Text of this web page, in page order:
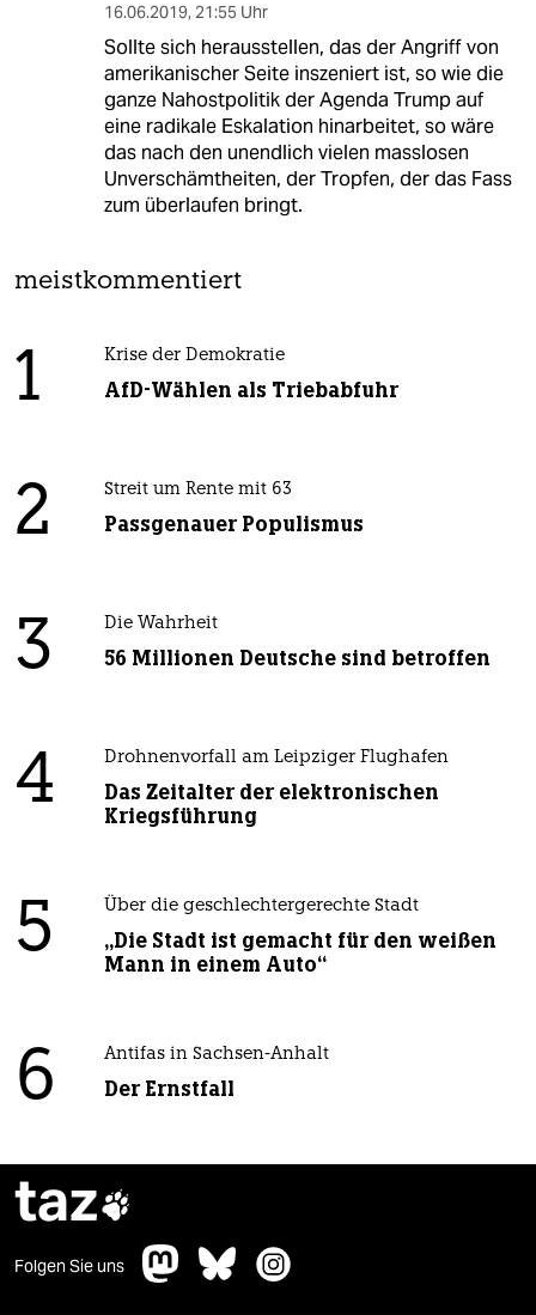
16.06.2019, 21:55 Uhr
Sollte sich herausstellen, das der Angriff von
amerikanischer Seite inszeniert ist, so wie die
ganze Nahostpolitik der Agenda Trump auf
eine radikale Eskalation hinarbeitet, so wäre
das nach den unendlich vielen masslosen
Unverschämtheiten, der Tropfen, der das Fass
zum überlaufen bringt.
meistkommentiert
1 Krise der Demokratie
AfD-Wählen als Triebabfuhr
2 Streit um Rente mit 63
Passgenauer Populismus
3 Die Wahrheit
56 Millionen Deutsche sind betroffen
4 Drohnenvorfall am Leipziger Flughafen
Das Zeitalter der elektronischen
Kriegsführung
5 Über die geschlechtergerechte Stadt
„Die Stadt ist gemacht für den weißen
Mann in einem Auto“
6 Antifas in Sachsen-Anhalt
Der Ernstfall
taz
Folgen Sie uns